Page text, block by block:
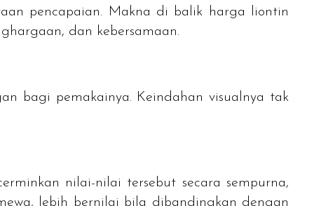
pencapaian. Makna di balik harga liontin
dan kebersamaan.
bagi pemakainya. Keindahan visualnya tak
nilai-nilai tersebut secara sempurna,
lebih bernilai bila dibandingkan dengan